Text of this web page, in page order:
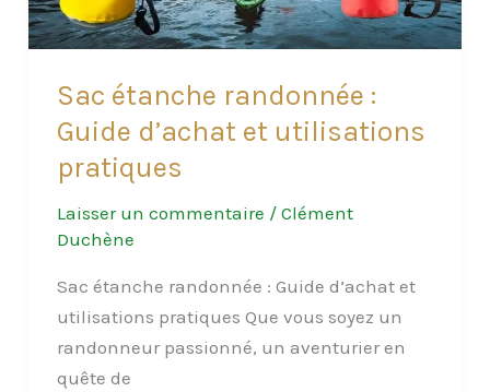
sac
?
Sac étanche randonnée :
Guide d’achat et utilisations
pratiques
Laisser un commentaire / Clément
Duchène
Sac étanche randonnée : Guide d’achat et
utilisations pratiques Que vous soyez un
randonneur passionné, un aventurier en
quête de